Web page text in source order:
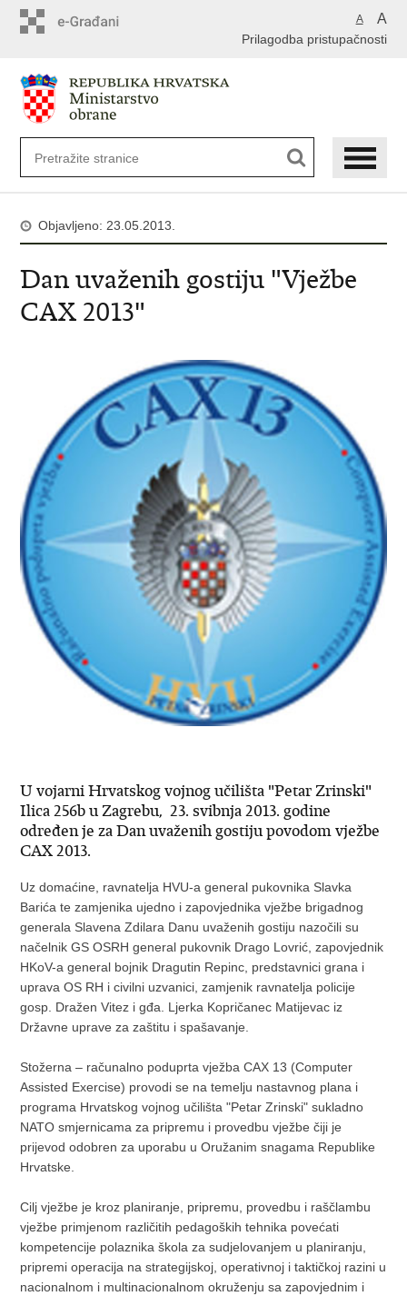
A A
Prilagodba pristupačnosti
Objavljeno: 23.05.2013.
Dan uvaženih gostiju "Vježbe
CAX 2013"
U vojarni Hrvatskog vojnog učilišta "Petar Zrinski"
Ilica 256b u Zagrebu, 23. svibnja 2013. godine
određen je za Dan uvaženih gostiju povodom vježbe
CAX 2013.
Uz domaćine, ravnatelja HVU-a general pukovnika Slavka
Barića te zamjenika ujedno i zapovjednika vježbe brigadnog
generala Slavena Zdilara Danu uvaženih gostiju nazočili su
načelnik GS OSRH general pukovnik Drago Lovrić, zapovjednik
HKoV-a general bojnik Dragutin Repinc, predstavnici grana i
uprava OS RH i civilni uzvanici, zamjenik ravnatelja policije
gosp. Dražen Vitez i gđa. Ljerka Kopričanec Matijevac iz
Državne uprave za zaštitu i spašavanje.
Stožerna – računalno poduprta vježba CAX 13 (Computer
Assisted Exercise) provodi se na temelju nastavnog plana i
programa Hrvatskog vojnog učilišta "Petar Zrinski" sukladno
NATO smjernicama za pripremu i provedbu vježbe čiji je
prijevod odobren za uporabu u Oružanim snagama Republike
Hrvatske.
Cilj vježbe je kroz planiranje, pripremu, provedbu i raščlambu
vježbe primjenom različitih pedagoških tehnika povećati
kompetencije polaznika škola za sudjelovanjem u planiranju,
pripremi operacija na strategijskoj, operativnoj i taktičkoj razini u
nacionalnom i multinacionalnom okruženju sa zapovjednim i